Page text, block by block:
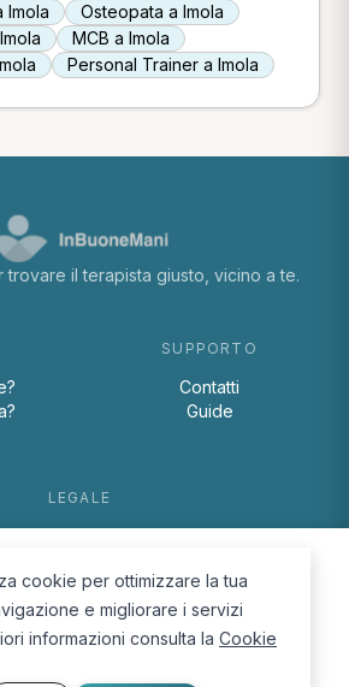
Imola
Osteopata a Imola
MCB a Imola
Personal Trainer a Imola
trovare il terapista giusto, vicino a te.
SUPPORTO
Contatti
Guide
LEGALE
Cookie Policy
cookie per ottimizzare la tua
e migliorare i servizi
informazioni consulta la Cookie